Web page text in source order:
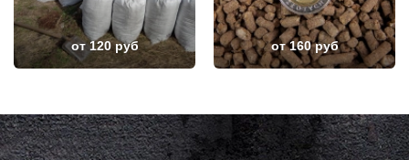
ЛОСИНО-ПЕТРОВСКИЙ
ЛОТОШИНО
ЛУКИНО
ЛУНЕВО
ЛУХОВИЦЫ
ЛЮБУЧАНЫ
МАЛАХОВКА
МАЛИНО
ГУСЕВ
КАНАШ
КУРГАНИНСК
ЩЕКИНО
ДИМИТРОВГРАД
МИНУСИНСК
ВЕРХНЯЯ ПЫШМА
РОССОШЬ
от 120 руб от 160 руб